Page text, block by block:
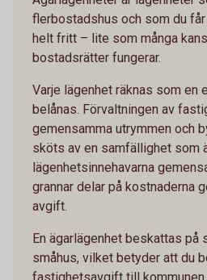
flerbostadshus och som du
helt fritt – lite som många
bostadsrätter fungerar.
Varje lägenhet räknas som en
belånas. Förvaltningen av
gemensamma utrymmen och
sköts av en samfällighet som
lägenhetsinnehavarna
grannar delar på kostnaderna
avgift.
En ägarlägenhet beskattas på
småhus, vilket betyder att du